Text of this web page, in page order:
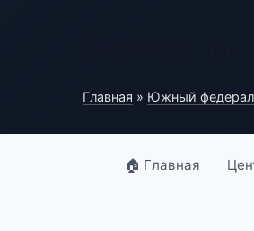
Главная » Южный
🏠 Главная